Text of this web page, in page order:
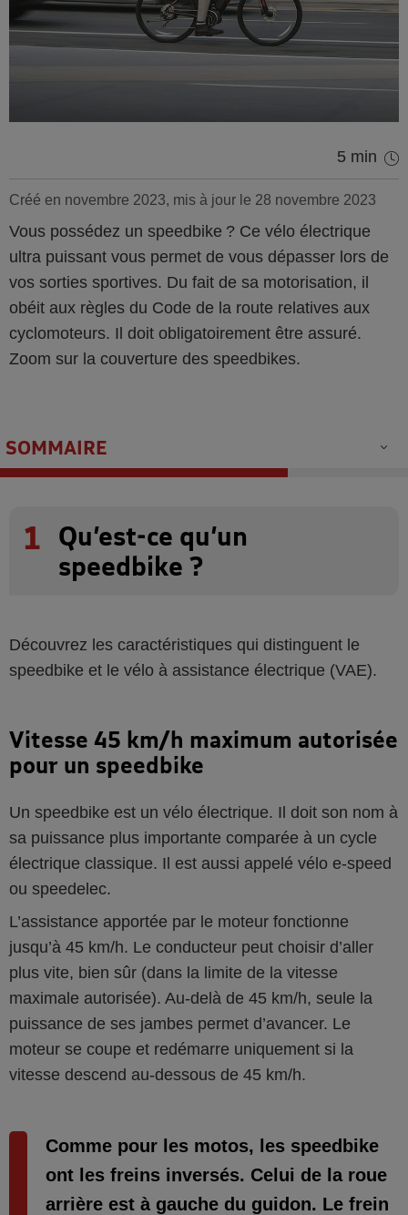
5 min
Créé en novembre 2023, mis à jour le 28 novembre 2023
Vous possédez un speedbike ? Ce vélo électrique
ultra puissant vous permet de vous dépasser lors de
vos sorties sportives. Du fait de sa motorisation, il
obéit aux règles du Code de la route relatives aux
cyclomoteurs. Il doit obligatoirement être assuré.
Zoom sur la couverture des speedbikes.
SOMMAIRE
1
Qu’est-ce qu’un
speedbike ?
Découvrez les caractéristiques qui distinguent le
speedbike et le vélo à assistance électrique (VAE).
Vitesse 45 km/h maximum autorisée
pour un speedbike
Un speedbike est un vélo électrique. Il doit son nom à
sa puissance plus importante comparée à un cycle
électrique classique. Il est aussi appelé vélo e-speed
ou speedelec.
L’assistance apportée par le moteur fonctionne
jusqu’à 45 km/h. Le conducteur peut choisir d’aller
plus vite, bien sûr (dans la limite de la vitesse
maximale autorisée). Au-delà de 45 km/h, seule la
puissance de ses jambes permet d’avancer. Le
moteur se coupe et redémarre uniquement si la
vitesse descend au-dessous de 45 km/h.
Comme pour les motos, les speedbike
ont les freins inversés. Celui de la roue
arrière est à gauche du guidon. Le frein